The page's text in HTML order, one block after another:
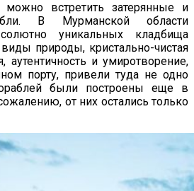
встретить затерянные и
В Мурманской области
уникальных кладбища
природы, кристально-чистая
аутентичность и умиротворение,
порту, привели туда не одно
были построены еще в
от них остались только